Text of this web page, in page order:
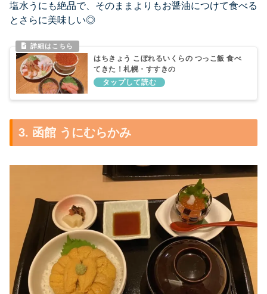
塩水うにも絶品で、そのままよりもお醤油につけて食べる
とさらに美味しい◎
はちきょう こぼれるいくらの つっこ飯 食べ
てきた！札幌・すすきの
3. 函館 うにむらかみ